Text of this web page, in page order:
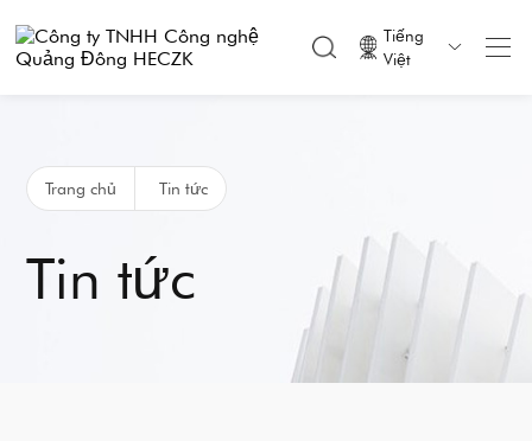
Tiếng
Việt

Trang chủ Tin tức
Tin tức